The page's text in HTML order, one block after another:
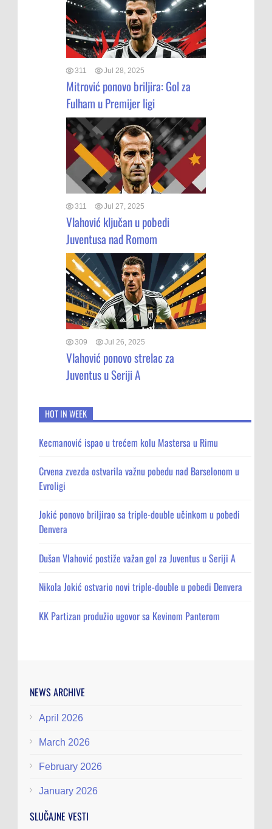
311 Jul 28, 2025
Mitrović ponovo briljira: Gol za
Fulham u Premijer ligi
311 Jul 27, 2025
Vlahović ključan u pobedi
Juventusa nad Romom
309 Jul 26, 2025
Vlahović ponovo strelac za
Juventus u Seriji A
HOT IN WEEK
Kecmanović ispao u trećem kolu Mastersa u Rimu
Crvena zvezda ostvarila važnu pobedu nad Barselonom u
Evroligi
Jokić ponovo briljirao sa triple-double učinkom u pobedi
Denvera
Dušan Vlahović postiže važan gol za Juventus u Seriji A
Nikola Jokić ostvario novi triple-double u pobedi Denvera
KK Partizan produžio ugovor sa Kevinom Panterom
NEWS ARCHIVE
April 2026
March 2026
February 2026
January 2026
SLUČAJNE VESTI